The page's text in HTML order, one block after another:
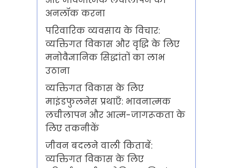
अनलॉक करना
परिवारिक व्यवसाय के विचार:
व्यक्तिगत विकास और वृद्धि के लिए
मनोवैज्ञानिक सिद्धांतों का लाभ
उठाना
व्यक्तिगत विकास के लिए
माइंडफुलनेस प्रथाएँ: भावनात्मक
लचीलापन और आत्म-जागरूकता के
लिए तकनीकें
जीवन बदलने वाली किताबें:
व्यक्तिगत विकास के लिए